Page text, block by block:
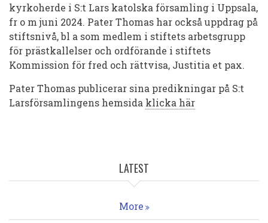
kyrkoherde i S:t Lars katolska församling i Uppsala,
fr o m juni 2024. Pater Thomas har också uppdrag på
stiftsnivå, bl a som medlem i stiftets arbetsgrupp
för prästkallelser och ordförande i stiftets
Kommission för fred och rättvisa, Justitia et pax.
Pater Thomas publicerar sina predikningar på S:t
Larsförsamlingens hemsida klicka här
LATEST
More